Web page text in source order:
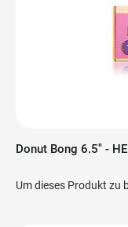
Donut Bong 6.5" -
Um dieses Produkt zu